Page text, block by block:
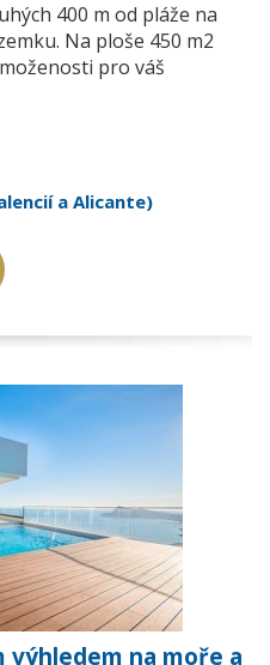
400 m od pláže na
Na ploše 450 m2
pro váš
a Alicante)
výhledem na moře a